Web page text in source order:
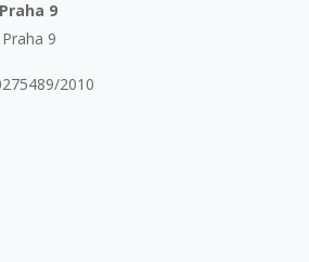
9
9
2010